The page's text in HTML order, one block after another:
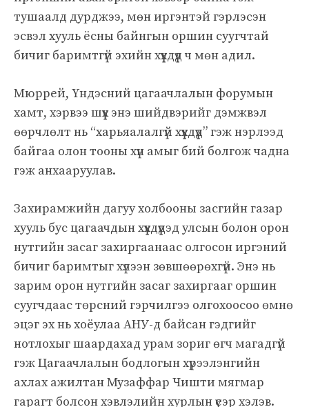
тушаалд дурджээ, мөн иргэнтэй гэрлэсэн
эсвэл хууль ёсны байнгын оршин суугчтай
бичиг баримтгүй эхийн хүүхдүүд ч мөн адил.
Мюррей, Үндэсний цагаачлалын форумын
хамт, хэрвээ шүүх энэ шийдвэрийг дэмжвэл
өөрчлөлт нь “харьяалалгүй хүүхдүүд” гэж нэрлээд
байгаа олон тооны хүн амыг бий болгож чадна
гэж анхааруулав.
Захирамжийн дагуу холбооны засгийн газар
хууль бус цагаачдын хүүхдүүдэд улсын болон орон
нутгийн засаг захиргаанаас олгосон иргэний
бичиг баримтыг хүлээн зөвшөөрөхгүй. Энэ нь
зарим орон нутгийн засаг захиргааг оршин
суугчдаас төрсний гэрчилгээ олгохоосоо өмнө
эцэг эх нь хоёулаа АНУ-д байсан гэдгийг
нотлохыг шаардахад урам зориг өгч магадгүй
гэж Цагаачлалын бодлогын хүрээлэнгийн
ахлах ажилтан Музаффар Чишти мягмар
гарагт болсон хэвлэлийн хурлын үеэр хэлэв.